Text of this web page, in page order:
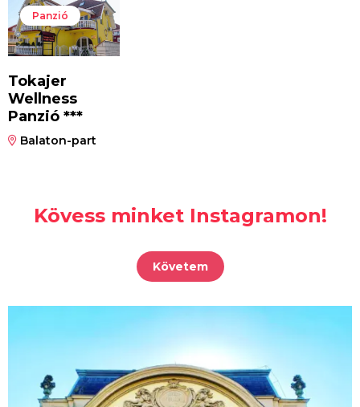
Panzió
Tokajer
Wellness
Panzió ***
Balaton-part
Kövess minket Instagramon!
Követem